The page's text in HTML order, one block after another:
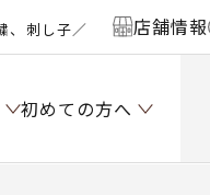
、刺し子／ 店舗情報
初めての方へ